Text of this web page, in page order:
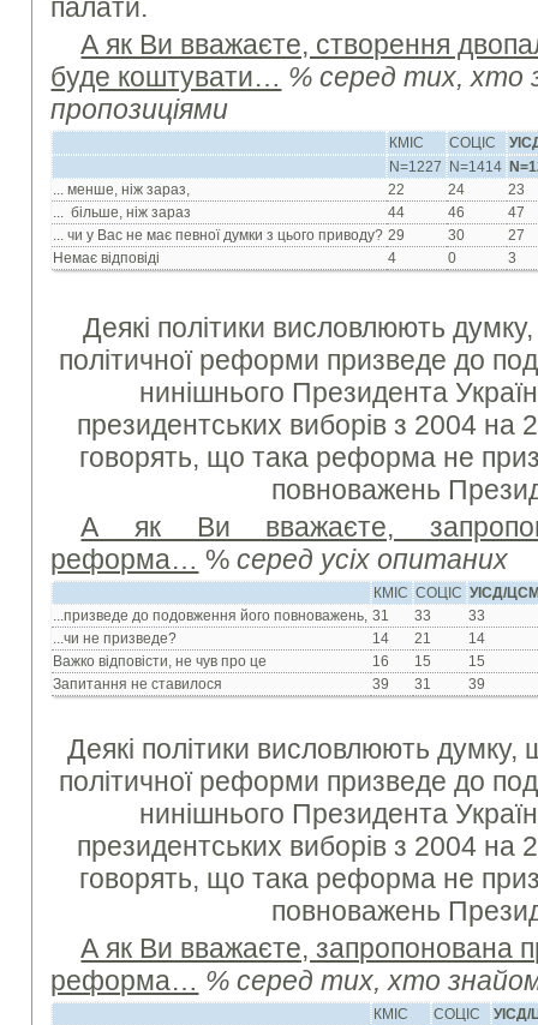
палати.
А як Ви вважаєте, створення
буде коштувати… % серед тих, хто
пропозиціями
КМІС СОЦІС
N=1227
N=1414
... менше, ніж зараз,
22 24
23
... більше, ніж зараз
44 46
47
... чи у Вас не має певної думки з цього приводу? 29 30
27
Немає відповіді
4 0 3
Деякі політики висловлюють
політичної реформи призведе до
нинішнього Президента
президентських виборів з 2004 на
говорять, що така реформа не
повноважень
А як Ви вважаєте,
реформа… %серед усіх опитаних
КМІС СОЦІС УІСД/
...призведе до подовження його повноважень, 31 33
33
...чи не призведе?
14 21
14
Важко відповісти, не чув про це
16 15
15
Запитання не ставилося
39 31 39
Деякі політики висловлюють
політичної реформи призведе до
нинішнього Президента
президентських виборів з 2004 на
говорять, що така реформа не
повноважень
А як Ви вважаєте, запропонована
реформа… % серед тих, хто
КМІС СОЦІС